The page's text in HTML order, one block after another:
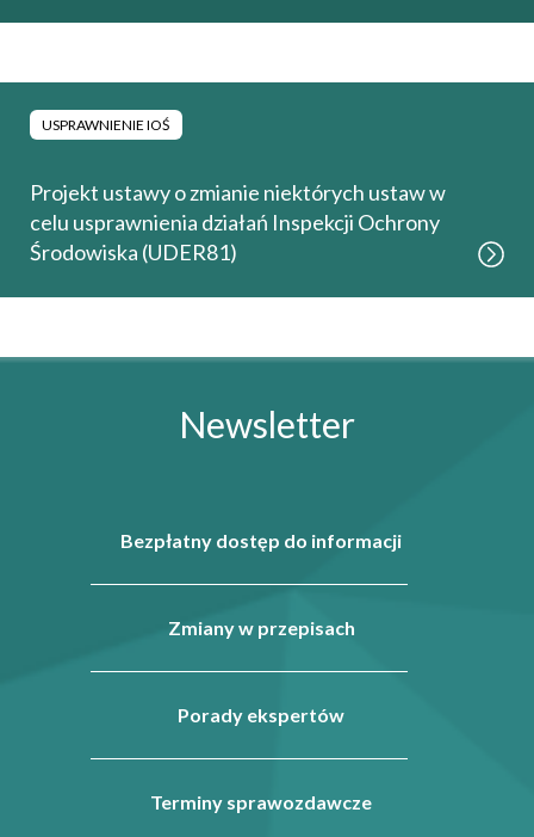
USPRAWNIENIE IOŚ
Projekt ustawy o zmianie niektórych ustaw w
celu usprawnienia działań Inspekcji Ochrony
Środowiska (UDER81)
Newsletter
Bezpłatny dostęp do informacji
Zmiany w przepisach
Porady ekspertów
Terminy sprawozdawcze